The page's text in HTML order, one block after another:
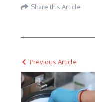
Share this Article
Previous Article